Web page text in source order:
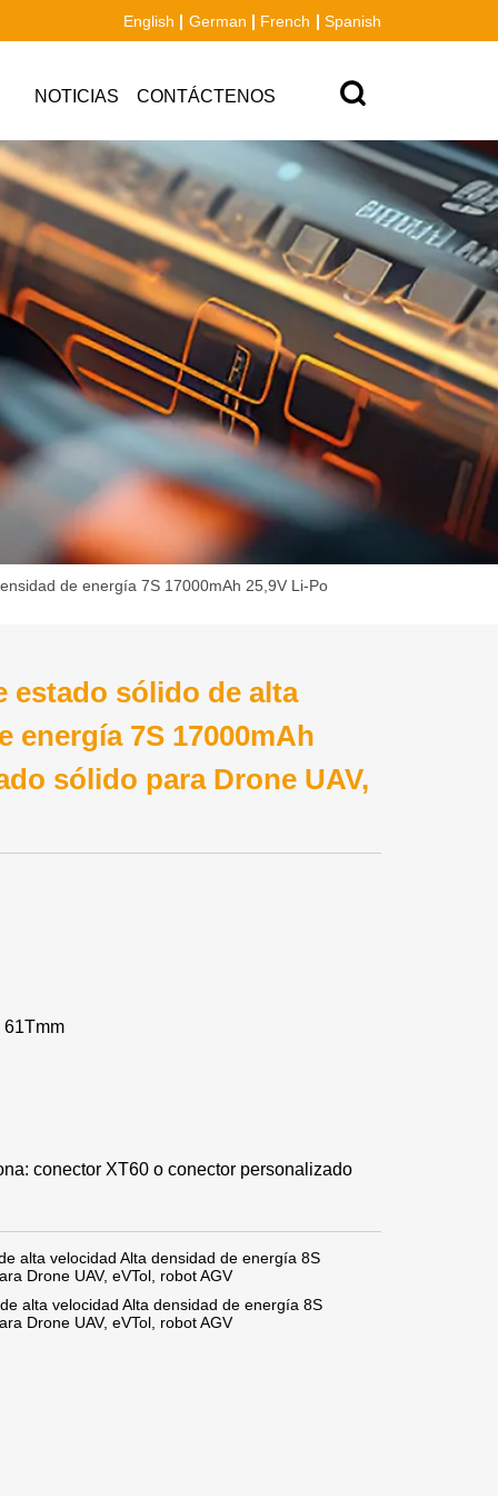
English German French Spanish
NOTICIAS CONTÁCTENOS
de energía 7S 17000mAh 25,9V Li-Po
estado sólido de alta
energía 7S 17000mAh
sólido para Drone UAV,
61Tmm
conector XT60 o conector personalizado
alta velocidad Alta densidad de energía 8S
Drone UAV, eVTol, robot AGV
alta velocidad Alta densidad de energía 8S
Drone UAV, eVTol, robot AGV